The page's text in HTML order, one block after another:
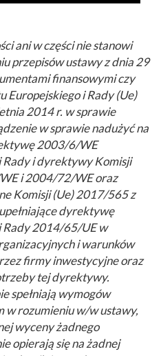
ani w części nie stanowi
przepisów ustawy z dnia 29
finansowymi czy
Europejskiego i Rady (Ue)
2014 r. w sprawie
w sprawie nadużyć na
2003/6/WE
Rady i dyrektywy Komisji
i 2004/72/WE oraz
Komisji (Ue) 2017/565 z
dyrektywę
Rady 2014/65/UE w
i warunków
firmy inwestycyjne oraz
tej dyrektywy.
spełniają wymogów
w rozumieniu w/w ustawy,
wyceny żadnego
opierają się na żadnej